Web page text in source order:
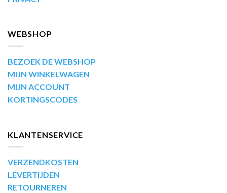
WEBSHOP
BEZOEK DE WEBSHOP
MIJN WINKELWAGEN
MIJN ACCOUNT
KORTINGSCODES
KLANTENSERVICE
VERZENDKOSTEN
LEVERTIJDEN
RETOURNEREN